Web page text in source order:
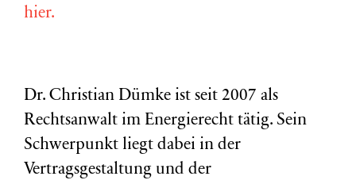
hier.
Dr. Christian Dümke ist seit 2007 als
Rechtsanwalt im Energierecht tätig. Sein
Schwerpunkt liegt dabei in der
Vertragsgestaltung und der